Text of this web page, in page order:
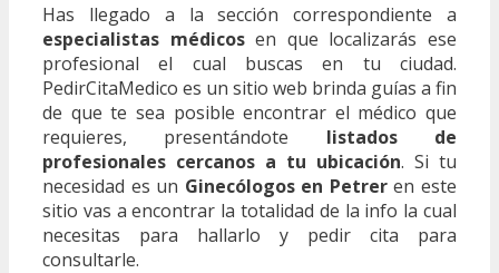
Has llegado a la sección correspondiente a
especialistas médicosen que localizarás ese
profesional el cual buscas en tu ciudad.
PedirCitaMedico es un sitio web brinda guías a fin
de que te sea posible encontrar el médico que
requieres, presentándote listados de
profesionales cercanos a tu ubicación. Si tu
necesidad es un Ginecólogos en Petreren este
sitio vas a encontrar la totalidad de la info la cual
necesitas para hallarlo y pedir cita para
consultarle.